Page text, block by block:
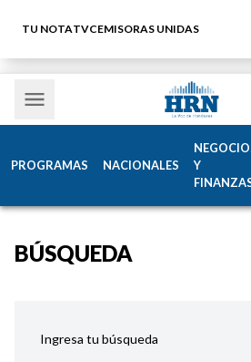
TU NOTATVCEMISORAS UNIDAS
PROGRAMAS NACIONALES
Y
BÚSQUEDA
Ingresa tu búsqueda